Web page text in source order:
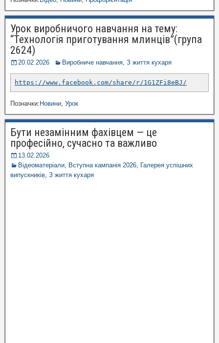
Урок виробничого навчання на тему:
“Технологія приготування млинців”(група
2624)
20.02.2026 Виробниче навчання З життя кухаря
https://www.facebook.com/share/r/1G1ZFi8eBJ/
Позначки:Новини Урок
Бути незамінним фахівцем — це
професійно, сучасно та важливо
13.02.2026
Відеоматеріали Вступна кампанія 2026 Галерея успішних
випускників З життя кухаря